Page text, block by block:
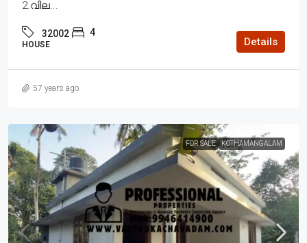
2.വില...
32002 4
HOUSE Details
57 years ago
FOR SALE KOTHAMANGALAM